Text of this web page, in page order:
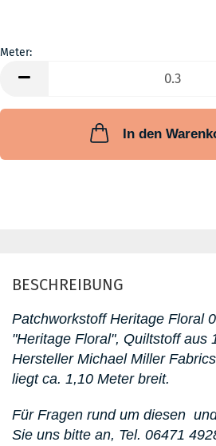
Meter:
In den
BESCHREIBUNG
PatchworkstoffHeritage Floral
"Heritage Floral", Quiltstoff aus
Hersteller Michael Miller
liegt ca. 1,10 Meter breit.
Für Fragen rund um diesen
Sie uns bitte an, Tel. 06471